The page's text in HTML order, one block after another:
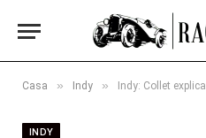
Casa » Indy » Indy: Collet
INDY